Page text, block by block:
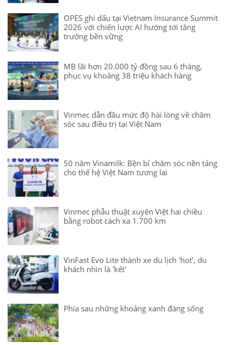
OPES ghi dấu tại Vietnam Insurance Summit
2026 với chiến lược AI hướng tới tăng
trưởng bền vững
MB lãi hơn 20.000 tỷ đồng sau 6 tháng,
phục vụ khoảng 38 triệu khách hàng
Vinmec dẫn đầu mức độ hài lòng về chăm
sóc sau điều trị tại Việt Nam
50 năm Vinamilk: Bền bỉ chăm sóc nền tảng
cho thế hệ Việt Nam tương lai
Vinmec phẫu thuật xuyên Việt hai chiều
bằng robot cách xa 1.700 km
VinFast Evo Lite thành xe du lịch 'hot', du
khách nhìn là 'kết'
Phía sau những khoảng xanh đáng sống